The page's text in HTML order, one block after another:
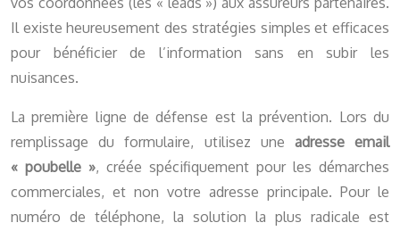
Il existe heureusement des stratégies simples et efficaces
pour bénéficier de l’information sans en subir les
nuisances.
La première ligne de défense est la prévention. Lors du
remplissage du formulaire, utilisez une adresse email
« poubelle », créée spécifiquement pour les démarches
commerciales, et non votre adresse principale. Pour le
numéro de téléphone, la solution la plus radicale est